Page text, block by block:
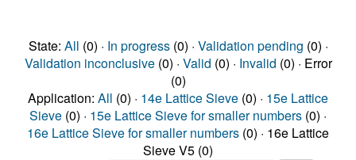
State: All (0) · In progress(0) · Validation pending (0) ·
Validation inconclusive(0) · Valid (0) · Invalid (0) · Error
(0)
Application: All (0) · 14e Lattice Sieve (0) · 15e Lattice
Sieve (0) · 15e Lattice Sieve for smaller numbers (0) ·
16e Lattice Sieve for smaller numbers (0) · 16e Lattice
Sieve V5 (0)